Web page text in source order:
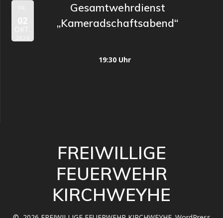
FR.
02
OKT.
2026
Gesamtwehrdienst
„Kameradschaftsabend“
19:30 Uhr
FREIWILLIGE
FEUERWEHR
KIRCHWEYHE